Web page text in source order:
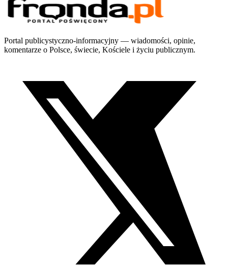
Portal publicystyczno-informacyjny — wiadomości, opinie,
komentarze o Polsce, świecie, Kościele i życiu publicznym.